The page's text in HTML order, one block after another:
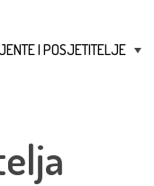
I POSJETITELJE